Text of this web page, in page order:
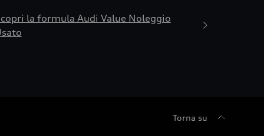
la formula Audi Value Noleggio
Torna su